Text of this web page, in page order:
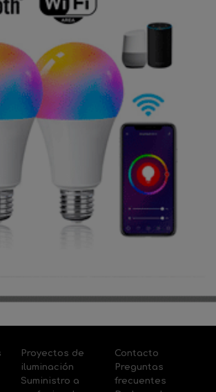
Proyectos de
iluminación
Suministro a
Contacto
Preguntas
frecuentes